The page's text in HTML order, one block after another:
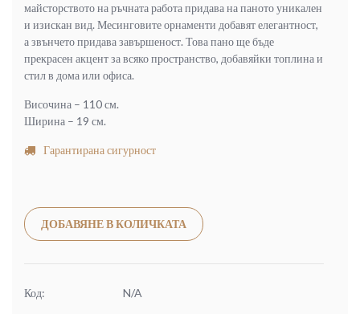
майсторството на ръчната работа придава на паното уникален
и изискан вид. Месинговите орнаменти добавят елегантност,
а звънчето придава завършеност. Това пано ще бъде
прекрасен акцент за всяко пространство, добавяйки топлина и
стил в дома или офиса.
Височина – 110 см.
Ширина – 19 см.
Гарантирана сигурност
ДОБАВЯНЕ В КОЛИЧКАТА
Код: N/A